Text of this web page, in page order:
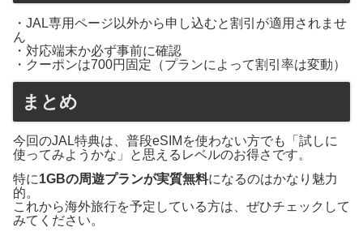
・JAL専用ページ以外から申し込むと割引が適用されませ
ん
・対応端末か必ず事前に確認
・クーポンは700円固定（プランによって割引率は変動）
まとめ
今回のJAL特典は、普段eSIMを使わない方でも「試しに
使ってみようかな」と思えるレベルのお得さです。
特に1GBの周遊プランが実質無料になるのはかなり魅力
的。
これから海外旅行を予定している方は、ぜひチェックして
みてください。